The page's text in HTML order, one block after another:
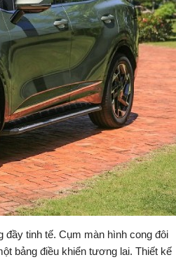
tinh tế. Cụm màn hình cong đôi
bảng điều khiển tương lai. Thiết kế